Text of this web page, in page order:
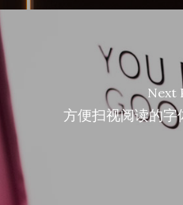
Next
方便扫视阅读的